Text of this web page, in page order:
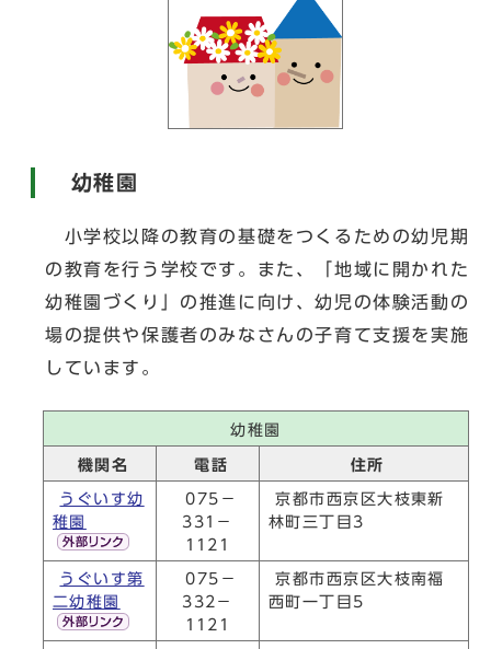
幼稚園
小学校以降の教育の基礎をつくるための幼児期
の教育を行う学校です。また、「地域に開かれた
幼稚園づくり」の推進に向け、幼児の体験活動の
場の提供や保護者のみなさんの子育て支援を実施
しています。
幼稚園
機関名 電話 住所
うぐいす幼
稚園
075－
331－
1121
京都市西京区大枝東新
林町三丁目3
うぐいす第
二幼稚園
075－
332－
1121
京都市西京区大枝南福
西町一丁目5